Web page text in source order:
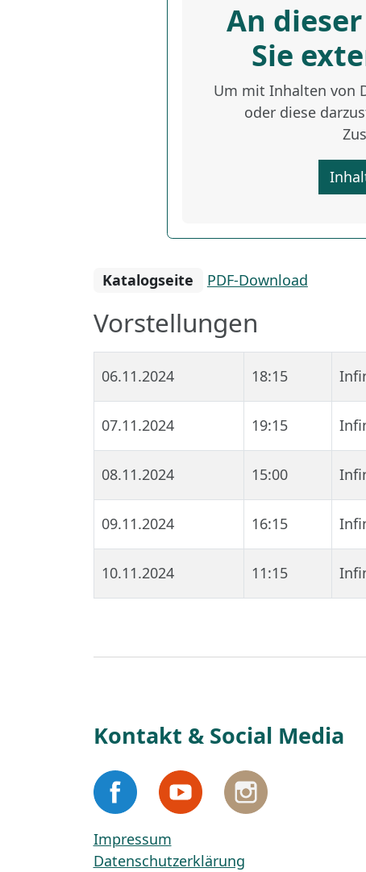
An
Sie
Um mit Inhalten von
oder diese
Katalogseite PDF-Download
Vorstellungen
06.11.2024 18:15
07.11.2024 19:15
08.11.2024 15:00
09.11.2024 16:15
10.11.2024 11:15
Kontakt & Social Media
Impressum
Datenschutzerklärung